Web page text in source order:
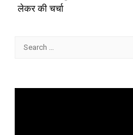
लेकर की चर्चा
Search